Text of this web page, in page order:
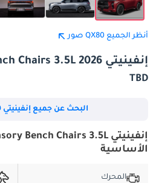
أنظر الجميع QX80 صور
إنفينيتي QX80 Sensory Bench Chairs 3.5L 2026
TBD
البحث عن جميع إنفينيتي QX80 للبيع
الأساسية
المحرك